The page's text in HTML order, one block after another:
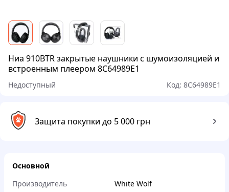
Ниа 910BTR закрытые наушники с шумоизоляцией и
встроенным плеером 8C64989E1
Недоступный Код: 8C64989E1
Защита покупки до 5 000 грн
Основной
Производитель
White Wolf